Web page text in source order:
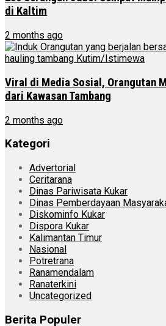
di Kaltim
2 months ago
Viral di Media Sosial, Orangutan
dari Kawasan Tambang
2 months ago
Kategori
Advertorial
Ceritarana
Dinas Pariwisata Kukar
Dinas Pemberdayaan
Diskominfo Kukar
Dispora Kukar
Kalimantan Timur
Nasional
Potretrana
Ranamendalam
Ranaterkini
Uncategorized
Berita Populer